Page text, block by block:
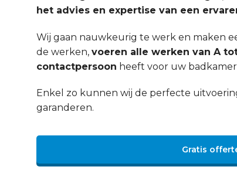
het advies en expertise van een
Wij gaan nauwkeurig te werk en maken
de werken, voeren alle werken van A
contactpersoon heeft voor uw
Enkel zo kunnen wij de perfecte
garanderen.
Gratis